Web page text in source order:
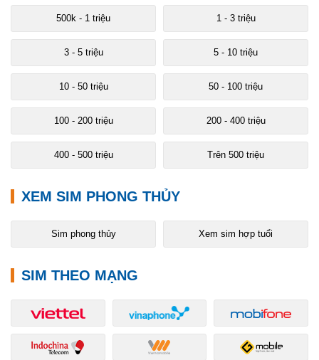
500k - 1 triệu 1 - 3 triệu
3 - 5 triệu 5 - 10 triệu
10 - 50 triệu 50 - 100 triệu
100 - 200 triệu 200 - 400 triệu
400 - 500 triệu Trên 500 triệu
XEM SIM PHONG THỦY
Sim phong thủy Xem sim hợp tuổi
SIM THEO MẠNG